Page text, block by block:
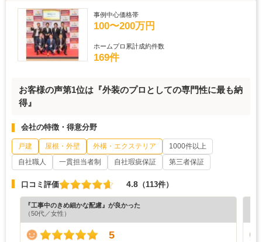
事例中心価格帯
100〜200万円
ホームプロ累計成約件数
169件
お客様の声第1位は『外装のプロとしての専門性に最も納
得』
会社の特徴・得意分野
戸建 屋根・外壁 外構・エクステリア
1000件以上
自社職人
一貫担当者制 自社瑕疵保証 第三者保証
口コミ評価 4.8 （113件）
『工事中のきめ細かな配慮』が良かった
（50代／女性）
5